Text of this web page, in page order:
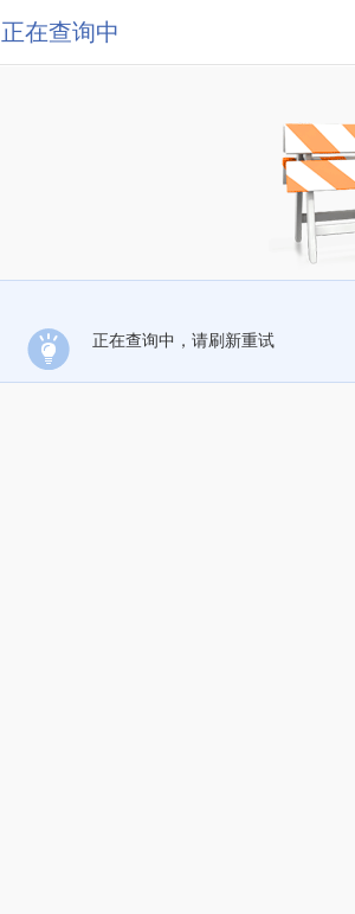
正在查询中
正在查询中，请刷新重试